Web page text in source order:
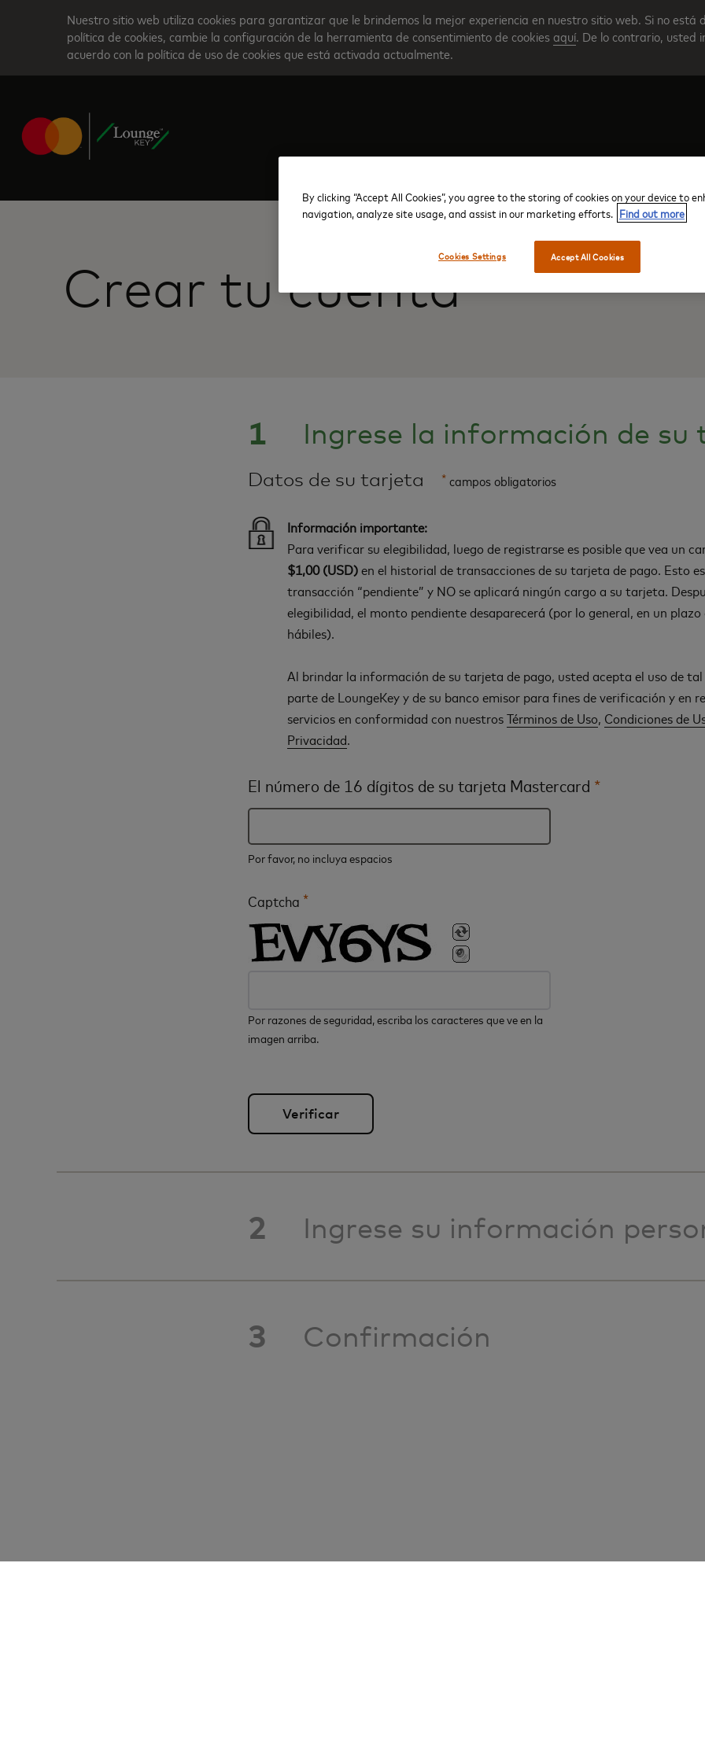
content
Nuestro sitio web utiliza cookies para garantizar que le brindemos la mejor experiencia en nuestro sitio web. Si no está
política de cookies, cambie la configuración de la herramienta de consentimiento de cookies aquí. De lo contrario, usted
acuerdo con la política de uso de cookies que está activada actualmente.
Crear tu cuenta
1 Ingrese la información de su
Datos de su tarjeta *campos obligatorios
Información importante:
Para verificar su elegibilidad, luego de registrarse es posible que vea un
$1,00 (USD)en el historial de transacciones de su tarjeta de pago. Esto
transacción “pendiente” y NO se aplicará ningún cargo a su tarjeta.
elegibilidad, el monto pendiente desaparecerá (por lo general, en un plazo
hábiles).
Al brindar la información de su tarjeta de pago, usted acepta el uso de
parte de LoungeKey y de su banco emisor para fines de verificación y en
servicios en conformidad con nuestrosTérminos de Uso, Condiciones de
Privacidad.
El número de 16 dígitos de su tarjeta Mastercard *
Por favor, no incluya espacios
Captcha *
Por razones de seguridad, escriba los caracteres que ve en la
imagen arriba.
2 Ingrese su información
3 Confirmación
By clicking “Accept All Cookies”, you agree to the storing of cookies on your device to
navigation, analyze site usage, and assist in our marketing efforts.
Find out more
Accept All Cookies
Cookies Settings